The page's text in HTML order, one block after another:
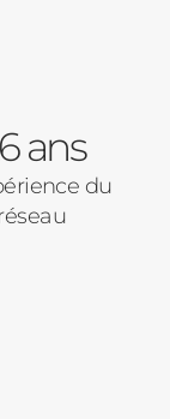
ans
du
réseau